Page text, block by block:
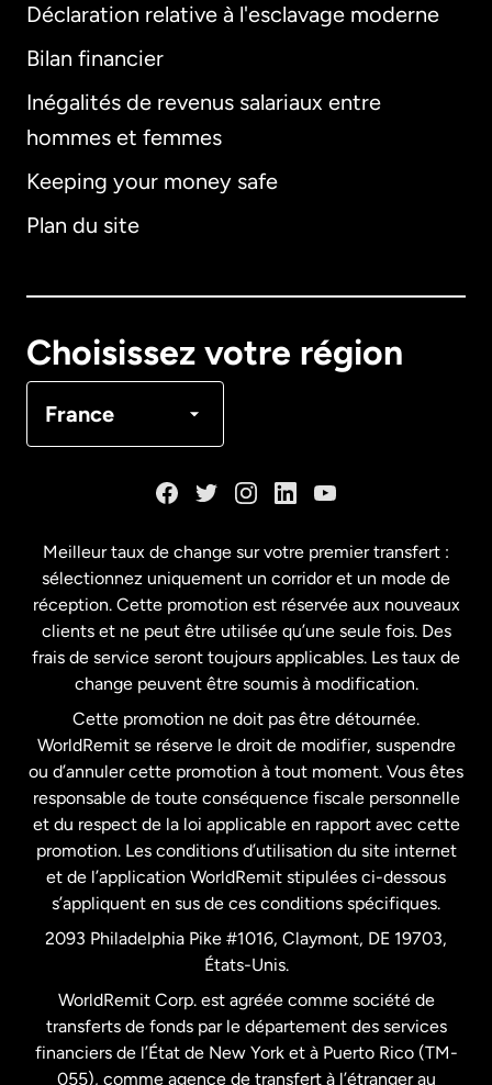
Déclaration relative à l'esclavage moderne
Bilan financier
Inégalités de revenus salariaux entre
hommes et femmes
Keeping your money safe
Plan du site
Choisissez votre région
France
International
Allemagne
Français
États-Unis English
États-Unis Español
France
Malaisie
Nouvelle-Zélande
Pays-Bas
Royaume-Uni
Suède
Meilleur taux de change sur votre premier transfert :
sélectionnez uniquement un corridor et un mode de
réception. Cette promotion est réservée aux nouveaux
clients et ne peut être utilisée qu’une seule fois. Des
frais de service seront toujours applicables. Les taux de
change peuvent être soumis à modification.
Cette promotion ne doit pas être détournée.
WorldRemit se réserve le droit de modifier, suspendre
ou d’annuler cette promotion à tout moment. Vous êtes
responsable de toute conséquence fiscale personnelle
et du respect de la loi applicable en rapport avec cette
promotion. Les conditions d’utilisation du site internet
et de l’application WorldRemit stipulées ci-dessous
s’appliquent en sus de ces conditions spécifiques.
2093 Philadelphia Pike #1016, Claymont, DE 19703,
États-Unis.
WorldRemit Corp. est agréée comme société de
transferts de fonds par le département des services
financiers de l’État de New York et à Puerto Rico (TM-
055), comme agence de transfert à l’étranger au